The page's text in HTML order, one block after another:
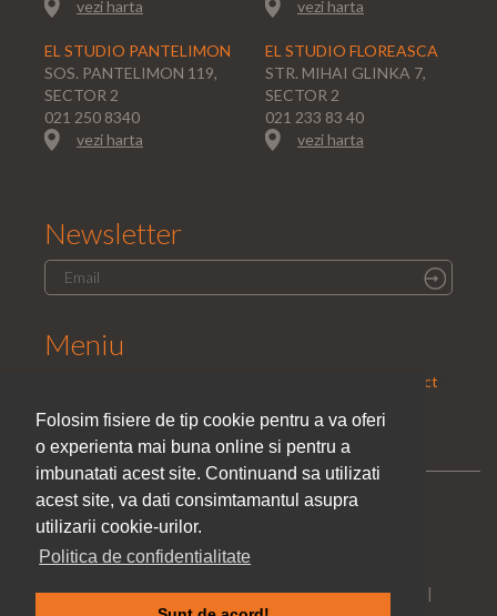
Folosim fisiere de tip cookie pentru a va oferi
o experienta mai buna online si pentru a
imbunatati acest site. Continuand sa utilizati
acest site, va dati consimtamantul asupra
utilizarii cookie-urilor.
Politica de confidentialitate
vezi harta
vezi harta
EL STUDIO PANTELIMON
SOS. PANTELIMON 119,
SECTOR 2
021 250 8340
vezi harta
EL STUDIO FLOREASCA
STR. MIHAI GLINKA 7,
SECTOR 2
021 233 83 40
vezi harta
Newsletter
Meniu
Contact
Toate drepturile rezervate © El Studio Style 2005 - 2026 |